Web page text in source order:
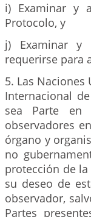
i) Examinar y
Protocolo, y
j) Examinar y
requerirse para
5. Las
Internacional
sea Parte en
observadores
órgano y
no
protección de
su deseo de
observador,
Partes